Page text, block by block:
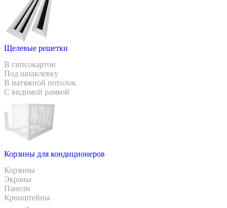
Щелевые решетки
В гипсокартон
Под шпаклевку
В натяжной потолок
С видимой рамкой
Корзины для кондиционеров
Корзины
Экраны
Панели
Кронштейны